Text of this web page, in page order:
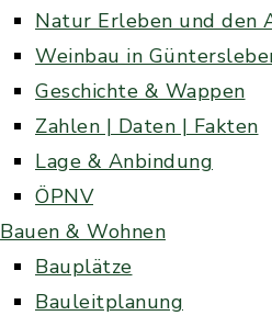
Natur Erleben und den
Weinbau in
Geschichte & Wappen
Zahlen | Daten | Fakten
Lage & Anbindung
ÖPNV
Bauen & Wohnen
Bauplätze
Bauleitplanung